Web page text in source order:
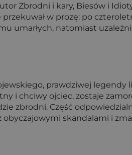
Zbrodni i kary, Biesów i
w prozę: po
umarłych, natomiast
prawdziwej
i chciwy ojciec, zostaje
zbrodni. Część
obyczajowymi skandalami i